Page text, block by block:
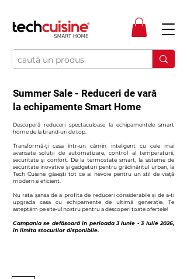
Summer Sale - Reduceri de vară
la echipamente Smart Home
Descoperă reduceri spectaculoase la echipamentele smart
home de la brand-uri de top.
Transformă-ți casa într-un cămin inteligent cu cele mai
avansate soluții de automatizare, control al temperaturii,
securitate și confort. De la termostate smart, la sisteme de
securitate inovative și gadgeturi pentru grădinăritul urban, la
Tech Cuisine găsești tot ce ai nevoie pentru un stil de viață
modern și eficient.
Nu rata șansa de a profita de reduceri considerabile și de a-ți
upgrada casa cu echipamente de ultimă generație. Te
așteptăm pe site-ul nostru pentru a descoperi toate ofertele!
Campania se defășoară în perioada 3 Iunie - 3 Iulie 2026,
în limita stocurilor disponibile.